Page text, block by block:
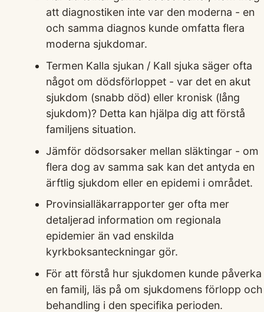
att diagnostiken inte var den moderna - en
och samma diagnos kunde omfatta flera
moderna sjukdomar.
Termen Kalla sjukan / Kall sjuka säger ofta
något om dödsförloppet - var det en akut
sjukdom (snabb död) eller kronisk (lång
sjukdom)? Detta kan hjälpa dig att förstå
familjens situation.
Jämför dödsorsaker mellan släktingar - om
flera dog av samma sak kan det antyda en
ärftlig sjukdom eller en epidemi i området.
Provinsialläkarrapporter ger ofta mer
detaljerad information om regionala
epidemier än vad enskilda
kyrkboksanteckningar gör.
För att förstå hur sjukdomen kunde påverka
en familj, läs på om sjukdomens förlopp och
behandling i den specifika perioden.